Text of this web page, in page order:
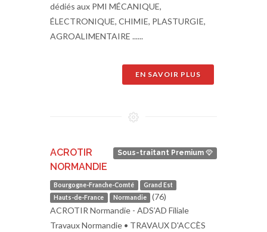
dédiés aux PMI MÉCANIQUE,
ÉLECTRONIQUE, CHIMIE, PLASTURGIE,
AGROALIMENTAIRE ......
EN SAVOIR PLUS
Sous-traitant Premium
ACROTIR
NORMANDIE
Bourgogne-Franche-Comté
Grand Est
Hauts-de-France
Normandie
(76)
ACROTIR Normandie - ADS’AD Filiale
Travaux Normandie • TRAVAUX D'ACCÈS